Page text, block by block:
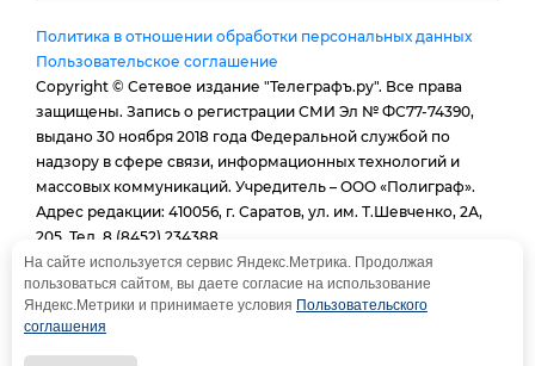
Политика в отношении обработки персональных данных
Пользовательское соглашение
Copyright © Сетевое издание "Телеграфъ.ру". Все права
защищены. Запись о регистрации СМИ Эл № ФС77-74390,
выдано 30 ноября 2018 года Федеральной службой по
надзору в сфере связи, информационных технологий и
массовых коммуникаций. Учредитель – ООО «Полиграф».
Адрес редакции: 410056, г. Саратов, ул. им. Т.Шевченко, 2А,
205. Тел. 8 (8452) 234388.
E-mail: provtelegraf@gmail.com
И.о. главного редактора: Голубева Е. В.
При использовании материалов сайта - гиперссылка
обязательна
На сайте используется сервис Яндекс.Метрика. Продолжая
пользоваться сайтом, вы даете согласие на использование
Яндекс.Метрики и принимаете условия Пользовательского
соглашения